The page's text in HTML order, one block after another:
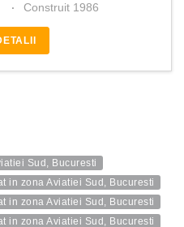
Construit 1986
Sud, Bucuresti
in zona Aviatiei Sud, Bucuresti
in zona Aviatiei Sud, Bucuresti
in zona Aviatiei Sud, Bucuresti